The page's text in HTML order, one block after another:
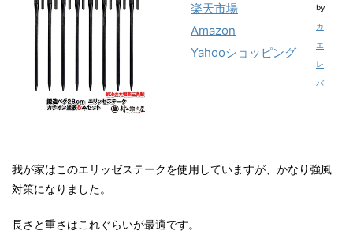
楽天市場
Amazon
Yahooショッピング
by
カ
エ
レ
バ
我が家はこのエリッゼステークを使用していますが、かなり強風
対策になりました。
長さと重さはこれぐらいが最適です。